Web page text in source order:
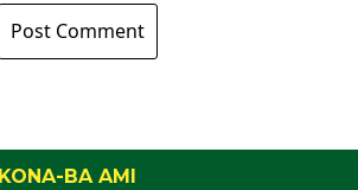
KONA-BA AMI